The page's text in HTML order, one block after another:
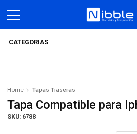
CATEGORIAS
Home Tapas Traseras
Tapa Compatible para
SKU: 6788